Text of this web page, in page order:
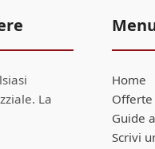
La
Home
Guide
Scrivi